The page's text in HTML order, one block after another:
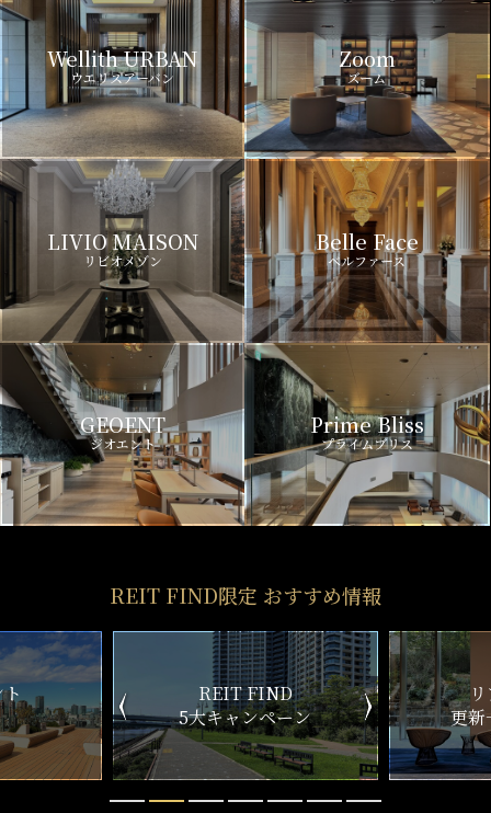
Wellith URBAN
ウエリスアーバン
Zoom
ズーム
LIVIO MAISON
リビオメゾン
Belle Face
ベルファース
GEOENT
ジオエント
Prime Bliss
プライムブリス
REIT FIND限定 おすすめ情報
ン
リアルタイム
更新一覧チェック
新